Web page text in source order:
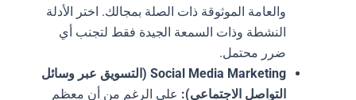
والعامة الموثوقة ذات الصلة بمجالك. اختر الأدلة
النشطة وذات السمعة الجيدة فقط لتجنب أي
ضرر محتمل.
Social Media Marketing (التسويق عبر وسائل
التواصل الاجتماعي):على الرغم من أن معظم